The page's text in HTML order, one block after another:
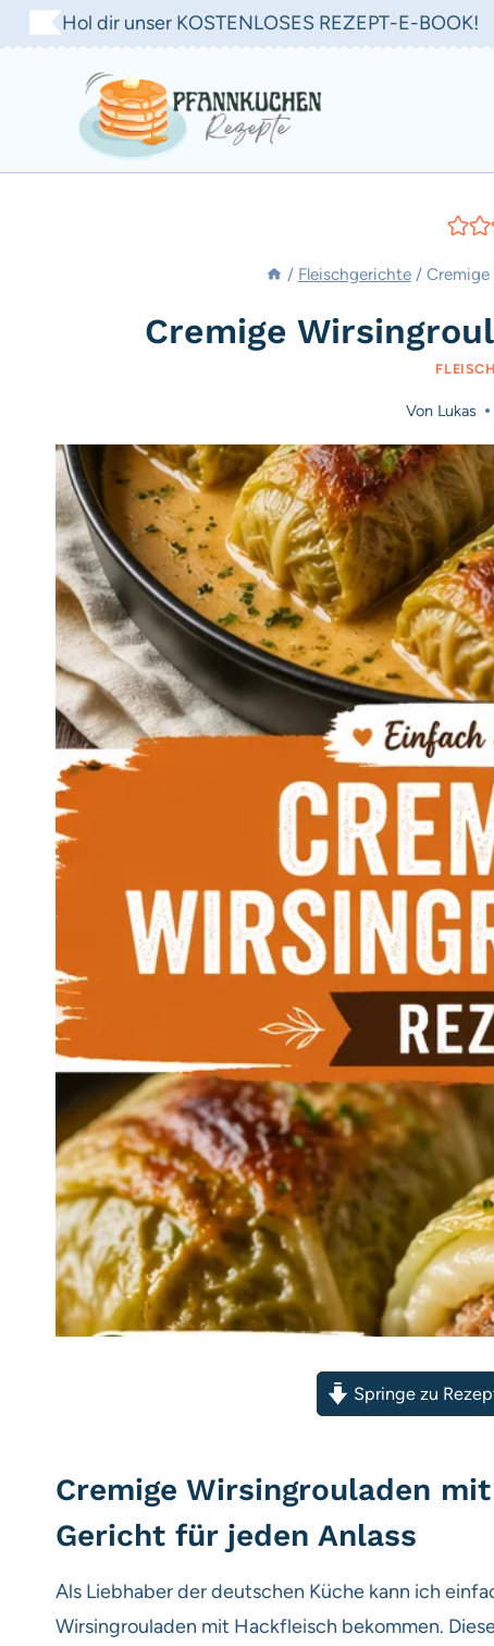
Zum
Inhalt
Hol dir unser KOSTENLOSES REZEPT-E-BOOK!
/ Fleischgerichte /
Cremige
Von Lukas
Springe zu
Cremige Wirsingrouladen
Gericht für jeden Anlass
Als Liebhaber der deutschen Küche kann ich
Wirsingrouladen mit Hackfleisch bekommen.